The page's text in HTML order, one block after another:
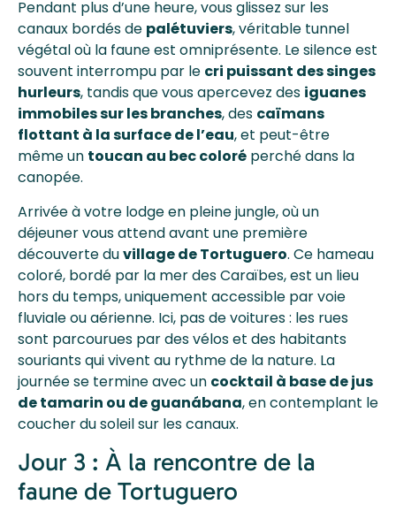
Pendant plus d’une heure, vous glissez sur les
canaux bordés de palétuviers, véritable tunnel
végétal où la faune est omniprésente. Le silence est
souvent interrompu par le cri puissant des singes
hurleurs, tandis que vous apercevez des iguanes
immobiles sur les branches, des caïmans
flottant à la surface de l’eau, et peut-être
même un toucan au bec coloré perché dans la
canopée.
Arrivée à votre lodge en pleine jungle, où un
déjeuner vous attend avant une première
découverte duvillage de Tortuguero. Ce hameau
coloré, bordé par la mer des Caraïbes, est un lieu
hors du temps, uniquement accessible par voie
fluviale ou aérienne. Ici, pas de voitures : les rues
sont parcourues par des vélos et des habitants
souriants qui vivent au rythme de la nature. La
journée se termine avec un cocktail à base de jus
de tamarin ou de guanábana, en contemplant le
coucher du soleil sur les canaux.
Jour 3 : À la rencontre de la
faune de Tortuguero